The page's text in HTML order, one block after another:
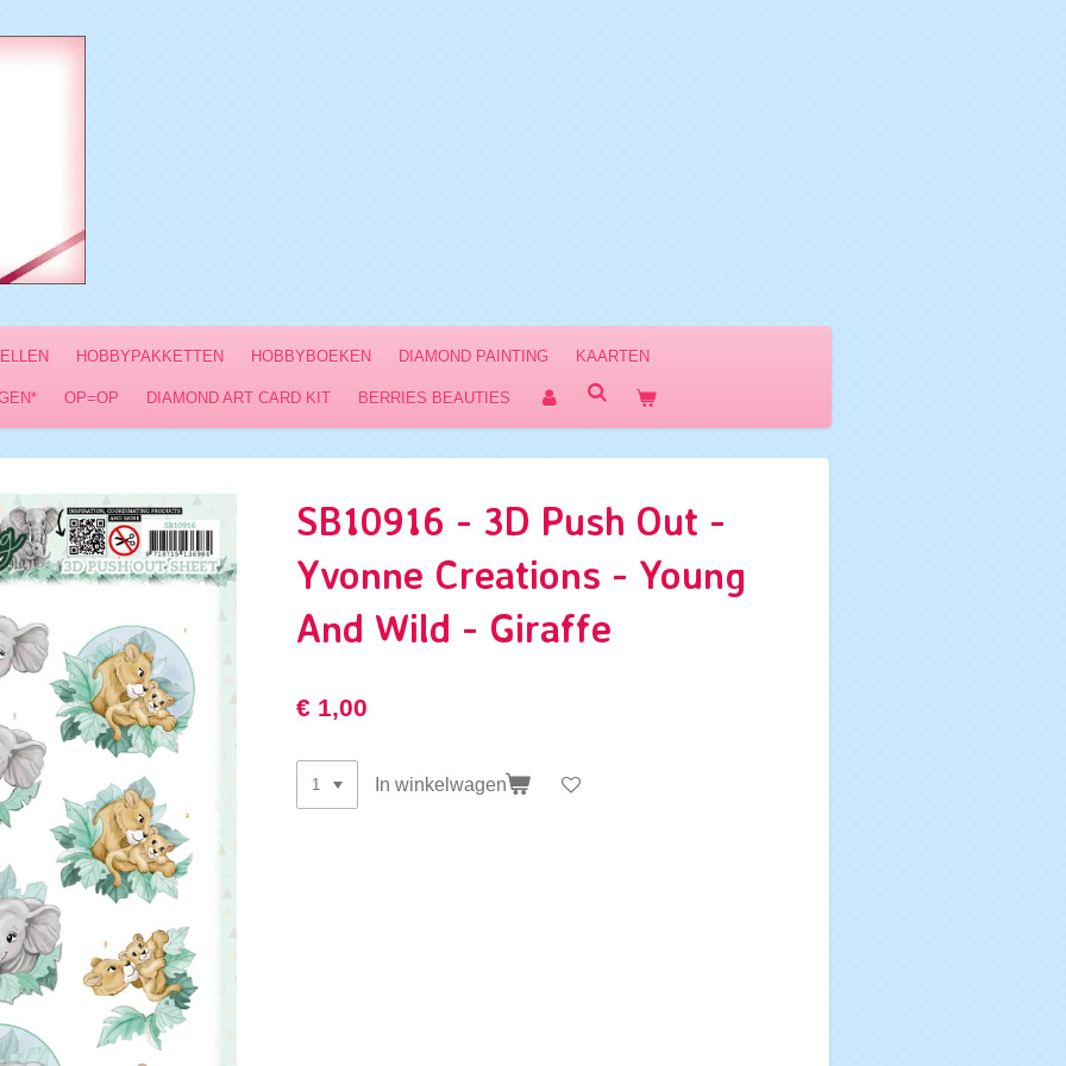
HOBBYPAKKETTEN HOBBYBOEKEN DIAMOND PAINTING KAARTEN
OP=OP DIAMOND ART CARD KIT BERRIES BEAUTIES
SB10916 - 3D Push Out -
Yvonne Creations - Young
And Wild - Giraffe
€ 1,00
In winkelwagen